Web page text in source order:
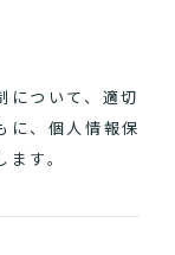
について、適切
に、個人情報保
す。